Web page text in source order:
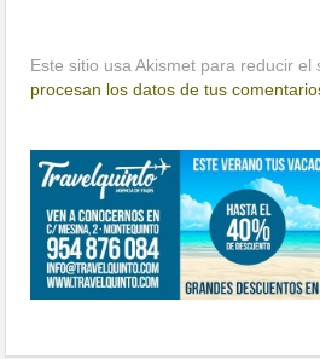
Este sitio usa Akismet para reducir el
procesan los datos de tus